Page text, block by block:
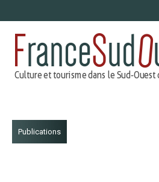
au
contenu
Publications